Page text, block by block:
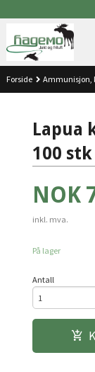
til
innholdet
Forside Ammunisjon,
Lapua
100 stk
Pris
NOK
inkl. mva.
På lager
Antall